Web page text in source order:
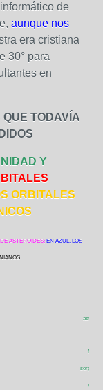
de
aunque nos
era cristiana
30° para
en
TODAVÍA
Y
ORBITALES
ASTEROIDES; EN AZUL, LOS
de la